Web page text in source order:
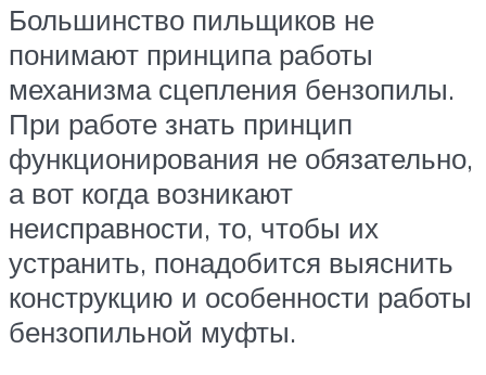
Большинство пильщиков не
понимают принципа работы
механизма сцепления бензопилы.
При работе знать принцип
функционирования не обязательно,
а вот когда возникают
неисправности, то, чтобы их
устранить, понадобится выяснить
конструкцию и особенности работы
бензопильной муфты.